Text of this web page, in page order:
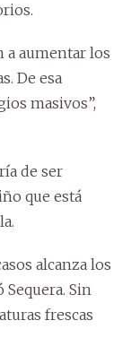
a aumentar los
De esa
masivos”,
de ser
que está
alcanza los
Sin
frescas